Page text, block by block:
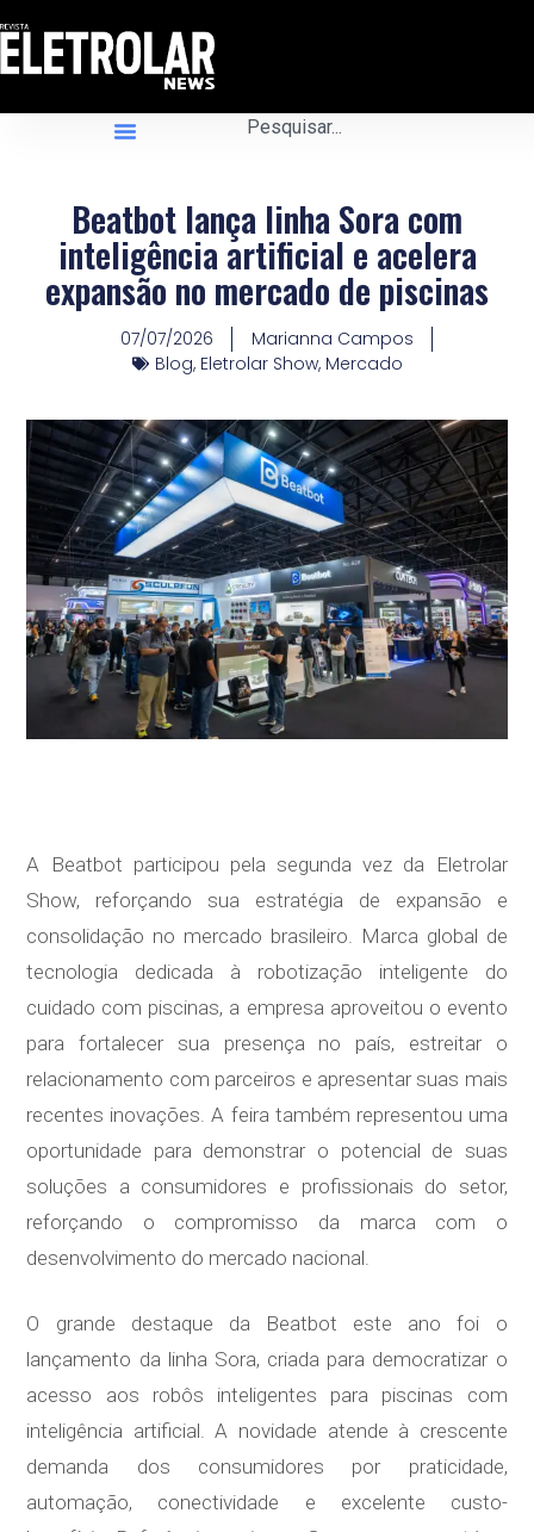
Beatbot lança linha Sora com
inteligência artificial e acelera
expansão no mercado de piscinas
07/07/2026
Marianna Campos
Blog, Eletrolar Show, Mercado
A Beatbot participou pela segunda vez da Eletrolar
Show, reforçando sua estratégia de expansão e
consolidação no mercado brasileiro. Marca global de
tecnologia dedicada à robotização inteligente do
cuidado com piscinas, a empresa aproveitou o evento
para fortalecer sua presença no país, estreitar o
relacionamento com parceiros e apresentar suas mais
recentes inovações. A feira também representou uma
oportunidade para demonstrar o potencial de suas
soluções a consumidores e profissionais do setor,
reforçando o compromisso da marca com o
desenvolvimento do mercado nacional.
O grande destaque da Beatbot este ano foi o
lançamento da linha Sora, criada para democratizar o
acesso aos robôs inteligentes para piscinas com
inteligência artificial. A novidade atende à crescente
demanda dos consumidores por praticidade,
automação, conectividade e excelente custo-